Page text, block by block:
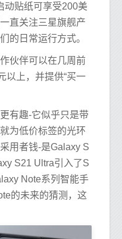
动贴纸可享受200美
直关注三星旗舰产
的日常运行方式。
伙伴可以在几周前
以上，并提供“买一
有趣-它似乎只是带
为低价标签的光环
用者钱-是Galaxy S
S21 Ultra引入了S
Note系列智能手
的未来的猜测，这